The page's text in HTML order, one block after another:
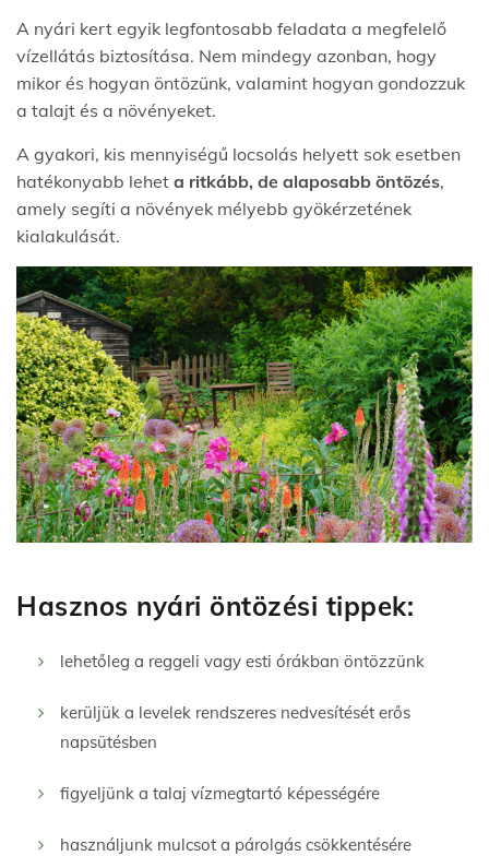
A nyári kert egyik legfontosabb feladata a megfelelő
vízellátás biztosítása. Nem mindegy azonban, hogy
mikor és hogyan öntözünk, valamint hogyan gondozzuk
a talajt és a növényeket.
A gyakori, kis mennyiségű locsolás helyett sok esetben
hatékonyabb lehet a ritkább, de alaposabb öntözés,
amely segíti a növények mélyebb gyökérzetének
kialakulását.
Hasznos nyári öntözési tippek:
lehetőleg a reggeli vagy esti órákban öntözzünk
kerüljük a levelek rendszeres nedvesítését erős
napsütésben
figyeljünk a talaj vízmegtartó képességére
használjunk mulcsot a párolgás csökkentésére